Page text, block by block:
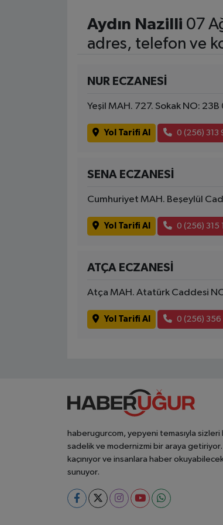
Aydın Nazilli 07
adres, telefon ve
NUR ECZANESİ
Yeşil MAH. 727. Sokak NO: 23B
Yol Tarifi Al 0 (256) 313
SENA ECZANESİ
Cumhuriyet MAH. Beşeylül
Yol Tarifi Al 0 (256) 315
ATÇA ECZANESİ
Atça MAH. Atatürk Caddesi
Yol Tarifi Al 0 (256)
haberugurcom, yepyeni temasıyla
sadelik ve modernizmi bir araya
kaçınıyor ve insanlara haber
sunuyor.